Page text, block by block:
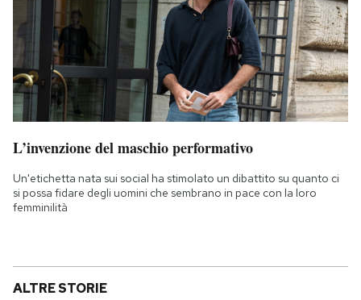
L’invenzione del maschio performativo
Un'etichetta nata sui social ha stimolato un dibattito su quanto ci
si possa fidare degli uomini che sembrano in pace con la loro
femminilità
ALTRE STORIE